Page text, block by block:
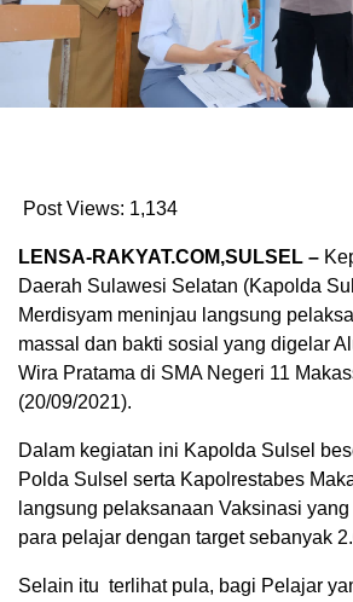
Post Views: 1,134
LENSA-RAKYAT.COM,SULSEL –
Daerah Sulawesi Selatan (Kapolda
Merdisyam meninjau langsung
massal dan bakti sosial yang digelar
Wira Pratama di SMA Negeri 11
(20/09/2021).
Dalam kegiatan ini Kapolda Sulsel
Polda Sulsel serta Kapolrestabes
langsung pelaksanaan Vaksinasi
para pelajar dengan target sebanyak
Selain itu terlihat pula, bagi Pelajar